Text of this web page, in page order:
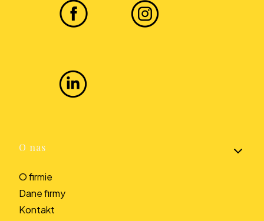
Linki w stopce
O nas
O firmie
Dane firmy
Kontakt